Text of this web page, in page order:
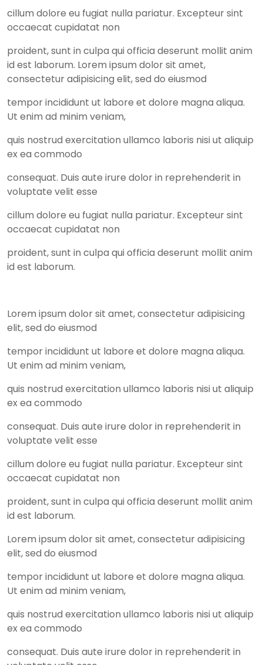
cillum dolore eu fugiat nulla pariatur. Excepteur sint
occaecat cupidatat non
proident, sunt in culpa qui officia deserunt mollit anim
id est laborum. Lorem ipsum dolor sit amet,
consectetur adipisicing elit, sed do eiusmod
tempor incididunt ut labore et dolore magna aliqua.
Ut enim ad minim veniam,
quis nostrud exercitation ullamco laboris nisi ut aliquip
ex ea commodo
consequat. Duis aute irure dolor in reprehenderit in
voluptate velit esse
cillum dolore eu fugiat nulla pariatur. Excepteur sint
occaecat cupidatat non
proident, sunt in culpa qui officia deserunt mollit anim
id est laborum.
Lorem ipsum dolor sit amet, consectetur adipisicing
elit, sed do eiusmod
tempor incididunt ut labore et dolore magna aliqua.
Ut enim ad minim veniam,
quis nostrud exercitation ullamco laboris nisi ut aliquip
ex ea commodo
consequat. Duis aute irure dolor in reprehenderit in
voluptate velit esse
cillum dolore eu fugiat nulla pariatur. Excepteur sint
occaecat cupidatat non
proident, sunt in culpa qui officia deserunt mollit anim
id est laborum.
Lorem ipsum dolor sit amet, consectetur adipisicing
elit, sed do eiusmod
tempor incididunt ut labore et dolore magna aliqua.
Ut enim ad minim veniam,
quis nostrud exercitation ullamco laboris nisi ut aliquip
ex ea commodo
consequat. Duis aute irure dolor in reprehenderit in